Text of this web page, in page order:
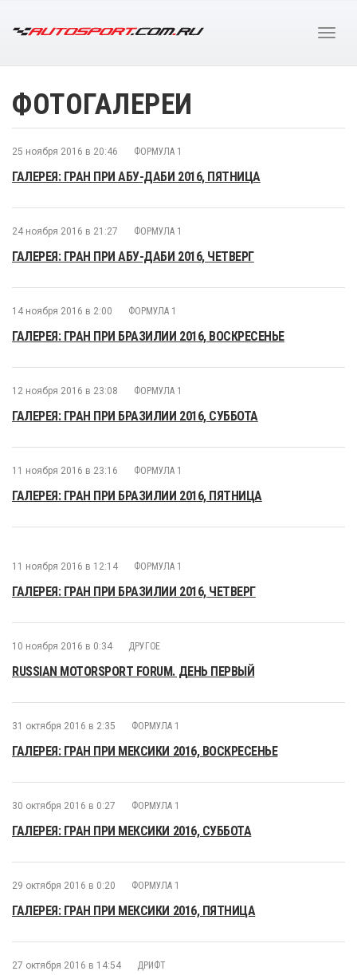
ФОТОГАЛЕРЕИ
25 ноября 2016 в 20:46 ФОРМУЛА 1
ГАЛЕРЕЯ: ГРАН ПРИ АБУ-ДАБИ 2016, ПЯТНИЦА
24 ноября 2016 в 21:27 ФОРМУЛА 1
ГАЛЕРЕЯ: ГРАН ПРИ АБУ-ДАБИ 2016, ЧЕТВЕРГ
14 ноября 2016 в 2:00 ФОРМУЛА 1
ГАЛЕРЕЯ: ГРАН ПРИ БРАЗИЛИИ 2016, ВОСКРЕСЕНЬЕ
12 ноября 2016 в 23:08 ФОРМУЛА 1
ГАЛЕРЕЯ: ГРАН ПРИ БРАЗИЛИИ 2016, СУББОТА
11 ноября 2016 в 23:16 ФОРМУЛА 1
ГАЛЕРЕЯ: ГРАН ПРИ БРАЗИЛИИ 2016, ПЯТНИЦА
11 ноября 2016 в 12:14 ФОРМУЛА 1
ГАЛЕРЕЯ: ГРАН ПРИ БРАЗИЛИИ 2016, ЧЕТВЕРГ
10 ноября 2016 в 0:34 ДРУГОЕ
RUSSIAN MOTORSPORT FORUM. ДЕНЬ ПЕРВЫЙ
31 октября 2016 в 2:35 ФОРМУЛА 1
ГАЛЕРЕЯ: ГРАН ПРИ МЕКСИКИ 2016, ВОСКРЕСЕНЬЕ
30 октября 2016 в 0:27 ФОРМУЛА 1
ГАЛЕРЕЯ: ГРАН ПРИ МЕКСИКИ 2016, СУББОТА
29 октября 2016 в 0:20 ФОРМУЛА 1
ГАЛЕРЕЯ: ГРАН ПРИ МЕКСИКИ 2016, ПЯТНИЦА
27 октября 2016 в 14:54 ДРИФТ